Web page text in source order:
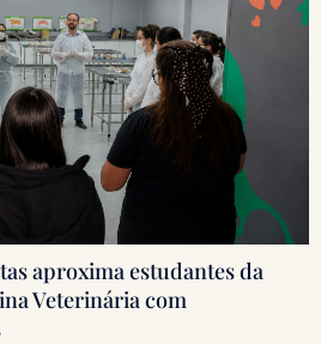
aproxima estudantes da
Veterinária com